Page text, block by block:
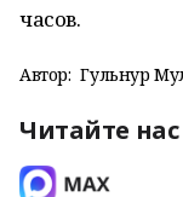
часов.
Автор: Гульнур
Читайте нас